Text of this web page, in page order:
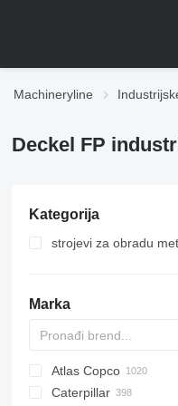
Machineryline
Deckel FP
Kategorija
strojevi za obradu
strojevi za
Marka
PDS
APD
AB
Ensis
Pega
VZ
AG3
Atlas Copco
DrillAir
QAS
PDP
E-series
B-series
BM
GFS
VT
Rover
533
Airpure
BySprint Fiber
CK
SR
Caterpillar